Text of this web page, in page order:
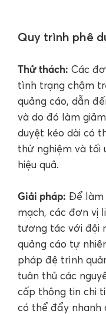
Quy trình phê
Thử thách: Các
tình trạng chậm
quảng cáo, dẫn
và do đó làm
duyệt kéo dài có
thử nghiệm và tối
hiệu quả.
Giải pháp: Để làm
mạch, các đơn vị
tương tác với đội
quảng cáo tự
pháp đệ trình
tuân thủ các
cấp thông tin chi
có thể đẩy nhanh